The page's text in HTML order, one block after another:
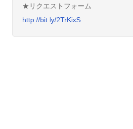
★リクエストフォーム
http://bit.ly/2TrKixS